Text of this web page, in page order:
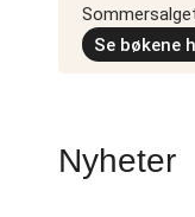
Se bøkene
Nyheter